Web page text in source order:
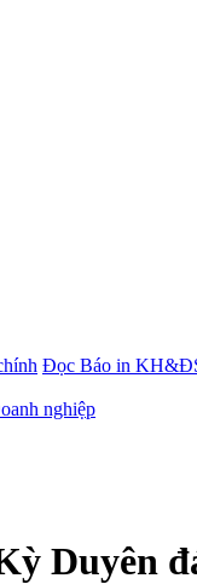
Đọc Báo in
nghiệp
Duyên